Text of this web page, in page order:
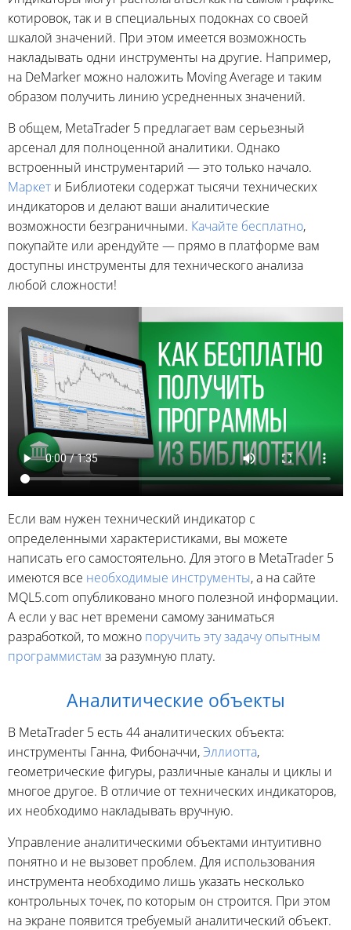
котировок, так и в специальных подокнах со своей
шкалой значений. При этом имеется возможность
накладывать одни инструменты на другие. Например,
на DeMarker можно наложить Moving Average и таким
образом получить линию усредненных значений.
В общем, MetaTrader 5 предлагает вам серьезный
арсенал для полноценной аналитики. Однако
встроенный инструментарий — это только начало.
Маркет и Библиотеки содержат тысячи технических
индикаторов и делают ваши аналитические
возможности безграничными. Качайте бесплатно,
покупайте или арендуйте — прямо в платформе вам
доступны инструменты для технического анализа
любой сложности!
Если вам нужен технический индикатор с
определенными характеристиками, вы можете
написать его самостоятельно. Для этого в MetaTrader 5
имеются все необходимые инструменты, а на сайте
MQL5.com опубликовано много полезной информации.
А если у вас нет времени самому заниматься
разработкой, то можно поручить эту задачу опытным
программистам за разумную плату.
Аналитические объекты
В MetaTrader 5 есть 44 аналитических объекта:
инструменты Ганна, Фибоначчи,Эллиотта,
геометрические фигуры, различные каналы и циклы и
многое другое. В отличие от технических индикаторов,
их необходимо накладывать вручную.
Управление аналитическими объектами интуитивно
понятно и не вызовет проблем. Для использования
инструмента необходимо лишь указать несколько
контрольных точек, по которым он строится. При этом
на экране появится требуемый аналитический объект.